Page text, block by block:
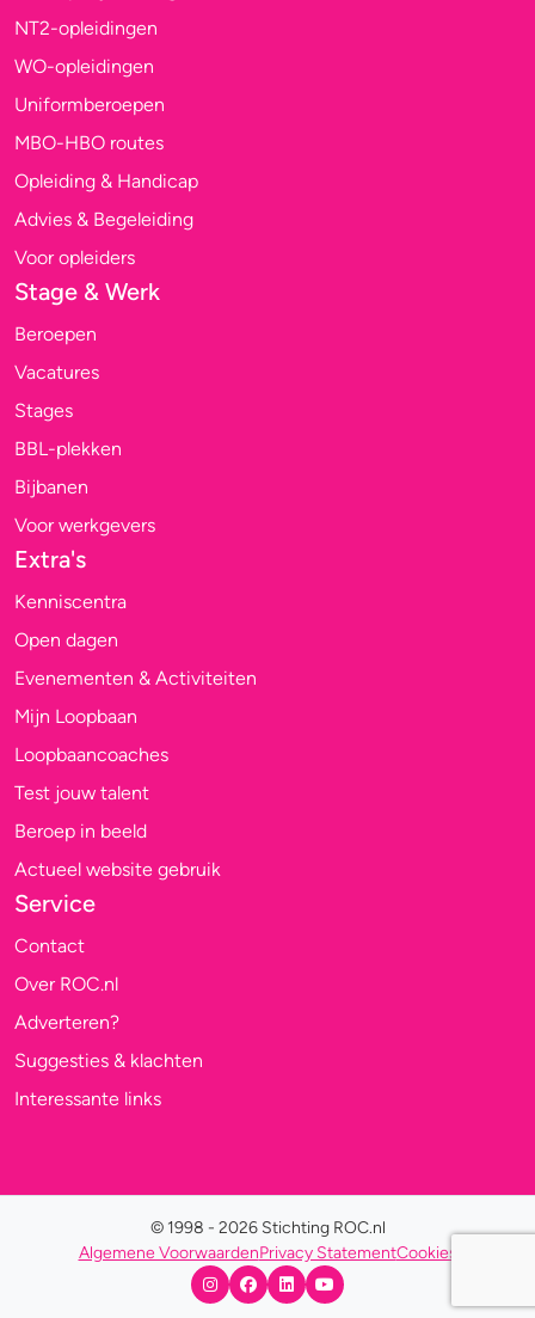
NT2-opleidingen
WO-opleidingen
Uniformberoepen
MBO-HBO routes
Opleiding & Handicap
Advies & Begeleiding
Voor opleiders
Stage & Werk
Beroepen
Vacatures
Stages
BBL-plekken
Bijbanen
Voor werkgevers
Extra's
Kenniscentra
Open dagen
Evenementen & Activiteiten
Mijn Loopbaan
Loopbaancoaches
Test jouw talent
Beroep in beeld
Actueel website gebruik
Service
Contact
Over ROC.nl
Adverteren?
Suggesties & klachten
Interessante links
© 1998 - 2026 Stichting ROC.nl
Algemene VoorwaardenPrivacy StatementCookies